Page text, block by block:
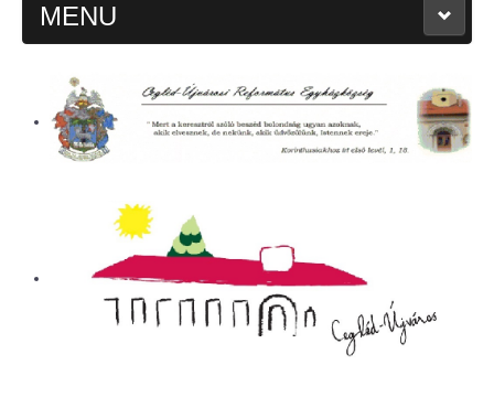
MENU
KEZDŐOLDAL
HITMÉLYÍTŐ CIKKEK
ALKALMAINK
ÜGYINTÉZÉS